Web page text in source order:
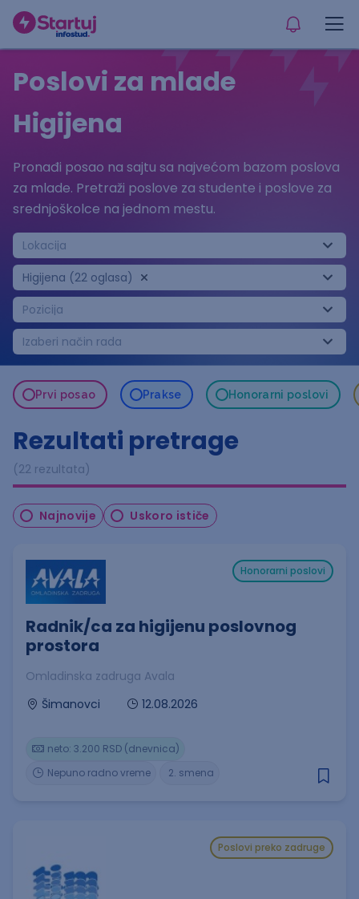
Poslovi za mlade
Higijena
Pronađi posao na sajtu sa najvećom bazom poslova
za mlade. Pretraži poslove za studente i poslove za
srednjoškolce na jednom mestu.
Lokacija
Higijena (22 oglasa)
Pozicija
Izaberi način rada
Prvi posao Prakse Honorarni poslovi
Rezultati pretrage
(22 rezultata)
Najnovije Uskoro ističe
Honorarni poslovi
Radnik/ca za higijenu poslovnog
prostora
Omladinska zadruga Avala
Šimanovci
12.08.2026
2. smena
Nepuno radno vreme
neto: 3.200 RSD (dnevnica)
Poslovi preko zadruge